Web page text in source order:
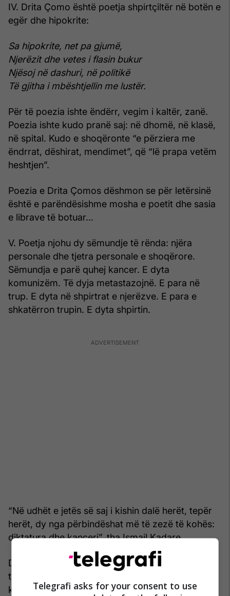
IV. Drita Çomo është poetja shpirtçiltër në botën e
egër dhe hipokrite:
Sa hipokrite, net pa gjumë,
Njerëzit dhe vetes i flasin bukur
Njësoj në dashuri, në politikë
Të gjitha i mbështjellin me lustër.
Për të poezia ishte ëndërr, vegim i kaltër, zanë.
Poezia ishte kudo pranë saj: në dhomë, në klasë,
në spital. Kudo e shoqëronte “e përziera me
ëndrrat, dëshirat, mendimet”, që “lë prapa vetëm
heshtjen”.
Poezia e Drita Çomos dëshmon se për letërsinë
është e parëndësishme mosha e poetit dhe sasia
e librave të botuar…
V. Poetja njohu dy sëmundje të rënda: njëra
personale dhe tjetra personale e shoqërore.
Sëmundja e parë quhej kancer. E dyta
komunizëm. Të dyja metastazojnë. E para në
trup. E dyta në shpirtrat e njerëzve. E para e
shkatërron trupin. E dyta shpirtin.
“Në udhët e jetës së saj i kishin dalë herët, tepër
herët, dy nga përbindëshat më të zezë të kohës:
diktatura dhe kanceri”, tha Ismail Kadare.
Drita Çomo iku nga kjo botë dhe kaloi në botën
tjetër, në botën e artit, ku nuk të bëjnë asgjë as
kanceri, as komunizmi. /Hejza/
Telegrafi asks for your consent to use